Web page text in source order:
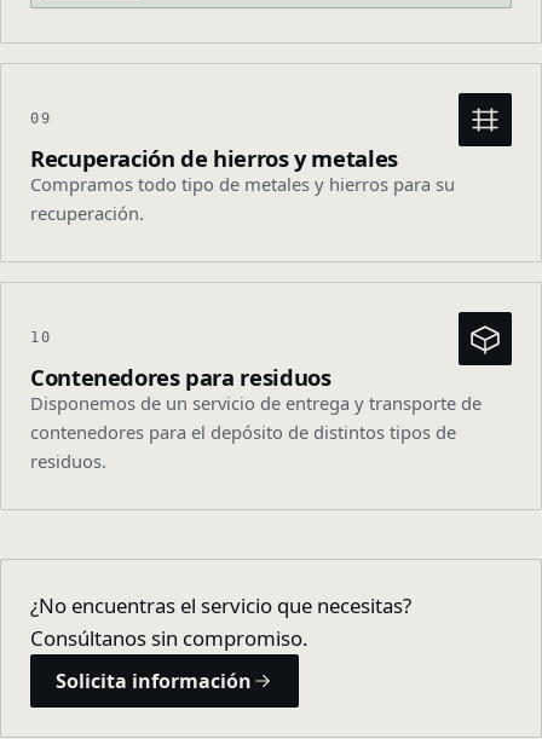
09
Recuperación de hierros y metales
Compramos todo tipo de metales y hierros para su
recuperación.
10
Contenedores para residuos
Disponemos de un servicio de entrega y transporte de
contenedores para el depósito de distintos tipos de
residuos.
¿No encuentras el servicio que necesitas?
Consúltanos sin compromiso.
Solicita información